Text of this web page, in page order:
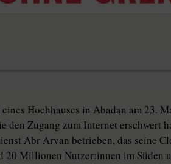
Hochhauses in Abadan am 23.
den Zugang zum Internet erschwert
Abr Arvan betrieben, das seine
Millionen Nut­ze­r:in­nen im Süden